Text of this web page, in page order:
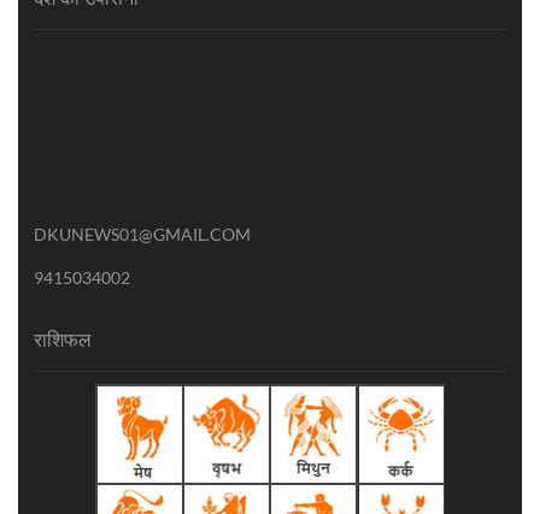
DKUNEWS01@GMAIL.COM
9415034002
राशिफल